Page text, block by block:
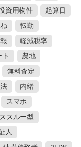
資用物件
起算日
転勤
軽減税率
農地
無料査定
内緒
スマホ
スルー型
人